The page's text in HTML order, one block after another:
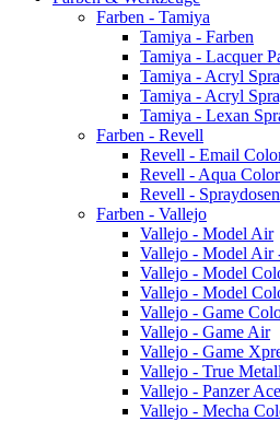
Farben - Tamiya
Tamiya - Farben
Tamiya - Lacquer
Tamiya - Acryl
Tamiya - Acryl
Tamiya - Lexan
Farben - Revell
Revell - Email
Revell - Aqua Color
Revell - Spraydosen
Farben - Vallejo
Vallejo - Model Air
Vallejo - Model Air
Vallejo - Model
Vallejo - Model
Vallejo - Game
Vallejo - Game Air
Vallejo - Game
Vallejo - True
Vallejo - Panzer
Vallejo - Mecha